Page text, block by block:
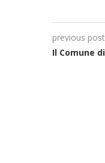
previous post
Il Comune